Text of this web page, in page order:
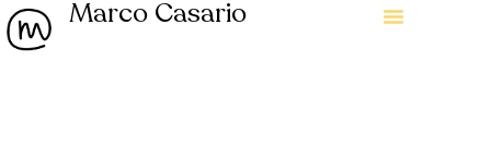
Marco Casario